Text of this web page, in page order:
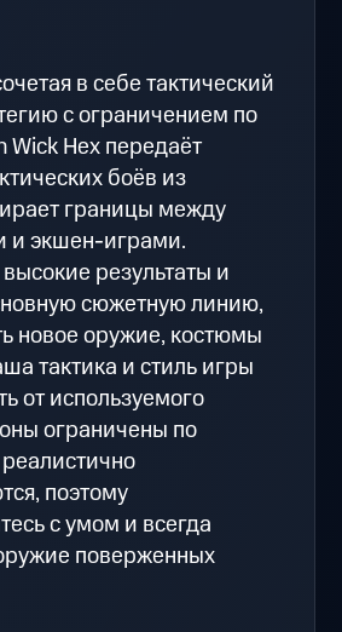
в себе тактический
с ограничением по
Wick Hex передаёт
боёв из
границы между
и экшен-играми.
результаты и
сюжетную линию,
новое оружие, костюмы
тактика и стиль игры
от используемого
ограничены по
поэтому
с умом и всегда
поверженных